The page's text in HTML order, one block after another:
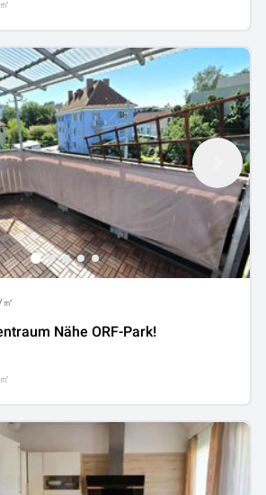
Nähe ORF-Park!